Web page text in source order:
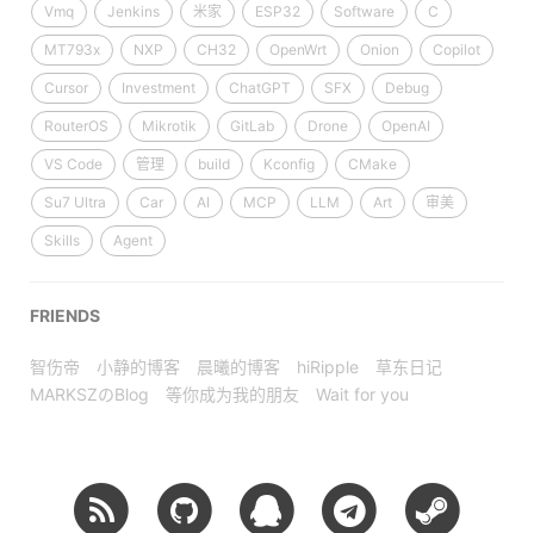
Vmq Jenkins 米家 ESP32 Software C
MT793x NXP CH32 OpenWrt Onion Copilot
Cursor Investment ChatGPT SFX Debug
RouterOS Mikrotik GitLab Drone OpenAI
VS Code 管理 build Kconfig CMake
Su7 Ultra Car AI MCP LLM Art 审美
Skills Agent
FRIENDS
智伤帝 小静的博客 晨曦的博客 hiRipple
草东日记
MARKSZのBlog
等你成为我的朋友 Wait for you